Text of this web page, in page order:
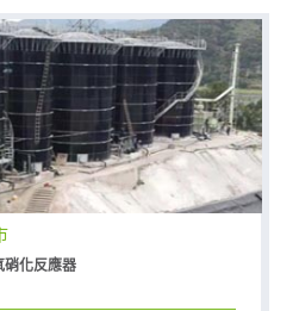
硝化反應器